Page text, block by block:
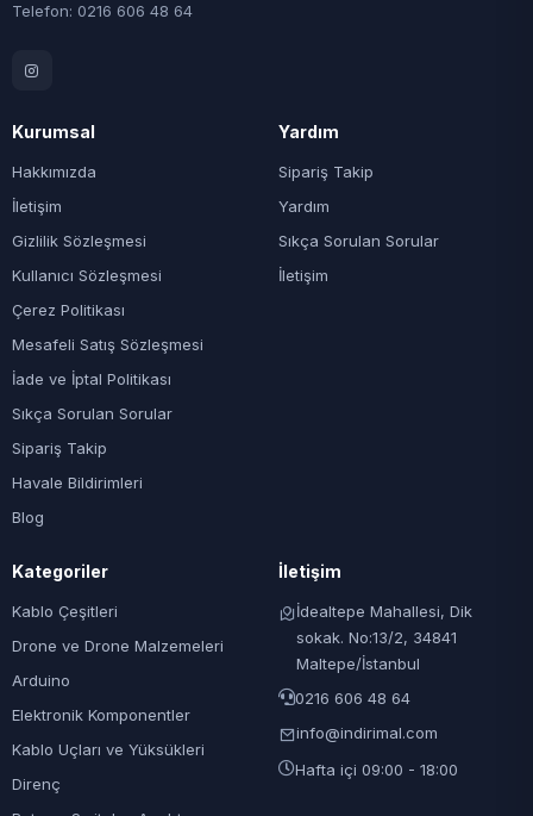
Telefon: 0216 606 48 64
Kurumsal
Hakkımızda
İletişim
Gizlilik Sözleşmesi
Kullanıcı Sözleşmesi
Çerez Politikası
Mesafeli Satış Sözleşmesi
İade ve İptal Politikası
Sıkça Sorulan Sorular
Sipariş Takip
Havale Bildirimleri
Blog
Yardım
Sipariş Takip
Yardım
Sıkça Sorulan Sorular
İletişim
Kategoriler
Kablo Çeşitleri
Drone ve Drone Malzemeleri
Arduino
Elektronik Komponentler
Kablo Uçları ve Yüksükleri
Direnç
İletişim
İdealtepe Mahallesi, Dik
sokak. No:13/2, 34841
Maltepe/İstanbul
0216 606 48 64
info@indirimal.com
Hafta içi 09:00 - 18:00